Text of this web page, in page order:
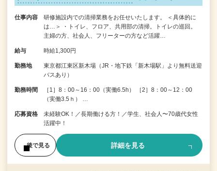
仕事内容
研修施設内での清掃業務をお任せいたします。 ＜具体的に
は…＞ ・トイレ、フロア、共用部の清掃。トイレの巡回。
主婦の方、社会人、フリーターの方など活躍…
給与 時給1,300円
勤務地
東京都江東区新木場（JR・地下鉄「新木場駅」より無料送迎
バスあり）
勤務時間
［1］8：00～16：00（実働6.5h） ［2］8：00～12：00
（実働3.5ｈ） …
応募資格
未経験OK！／長期働ける方！／学生、社会人〜70歳代女性
活躍中！
後で見る 詳細を見る